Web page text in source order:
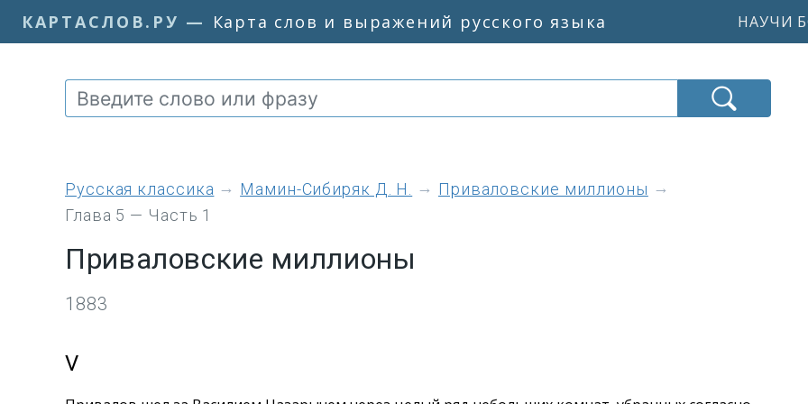
КАРТАСЛОВ.РУ — Карта слов и выражений русского языка НАУЧИ
Русская классика Мамин-Сибиряк Д. Н.
Приваловские миллионы
Глава 5 — Часть 1
Приваловские миллионы
1883
V